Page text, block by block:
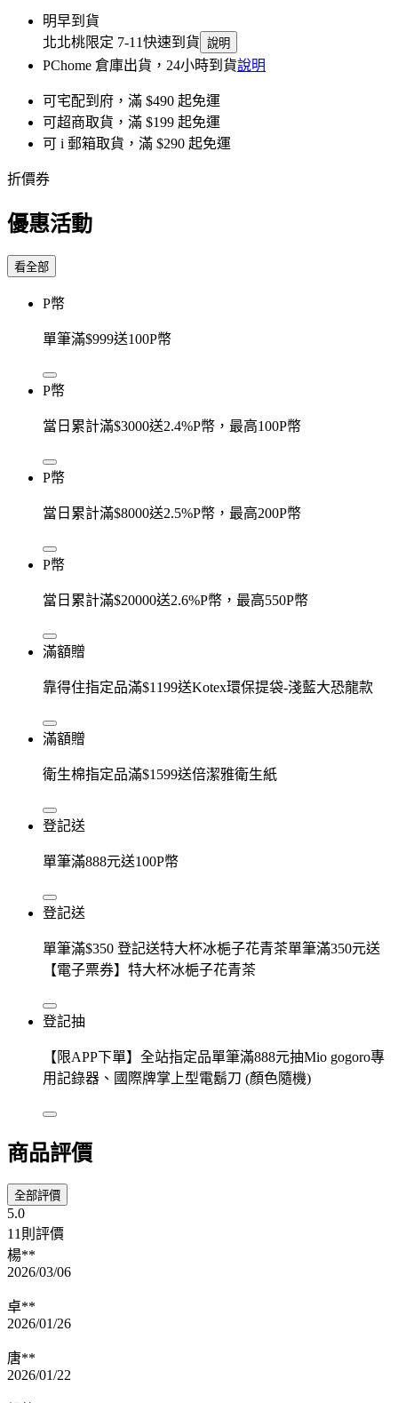
明早到貨
北北桃限定 7-11快速到貨 說明
PChome 倉庫出貨，24小時到貨說明
可宅配到府，滿 $490 起免運
可超商取貨，滿 $199 起免運
可 i 郵箱取貨，滿 $290 起免運
折價券
優惠活動
看全部
P幣
單筆滿$999送100P幣
P幣
當日累計滿$3000送2.4%P幣，最高100P幣
P幣
當日累計滿$8000送2.5%P幣，最高200P幣
P幣
當日累計滿$20000送2.6%P幣，最高550P幣
滿額贈
靠得住指定品滿$1199送Kotex環保提袋-淺藍大恐龍款
滿額贈
衛生棉指定品滿$1599送倍潔雅衛生紙
登記送
單筆滿888元送100P幣
登記送
單筆滿$350 登記送特大杯冰梔子花青茶單筆滿350元送
【電子票券】特大杯冰梔子花青茶
登記抽
【限APP下單】全站指定品單筆滿888元抽Mio gogoro專
用記錄器、國際牌掌上型電鬍刀 (顏色隨機)
商品評價
全部評價
5.0
11則評價
楊**
2026/03/06
卓**
2026/01/26
唐**
2026/01/22